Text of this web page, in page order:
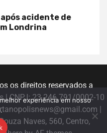
acidente de
Londrina
os direitos reservados a
| CNPJ: 23.246.791/0002-10
|
Naves, 560, Centro,
experiência em nosso